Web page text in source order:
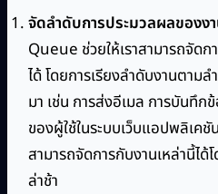
จัดลำดับการประมวลผลของง
Queue ช่วยให้เราสามารถจัด
ได้ โดยการเรียงลำดับงานตาม
มา เช่น การส่งอีเมล การบันทึ
ของผู้ใช้ในระบบเว็บแอปพลิเค
สามารถจัดการกับงานเหล่านี้ได้
ล่าช้า